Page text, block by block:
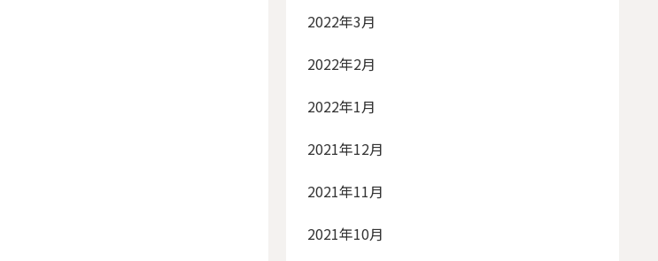
2022年3月
2022年2月
2022年1月
2021年12月
2021年11月
2021年10月